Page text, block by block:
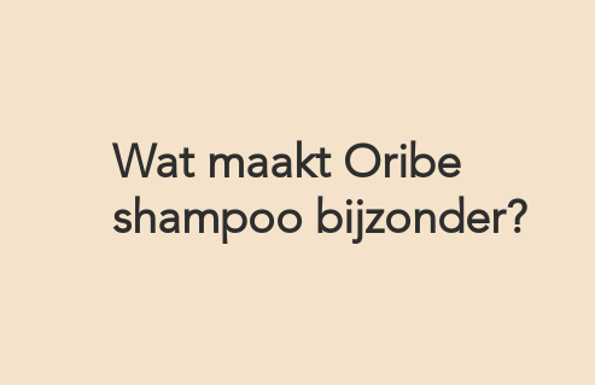
Wat maakt Oribe
shampoo bijzonder?